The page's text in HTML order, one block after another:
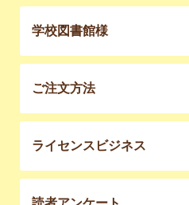
学校図書館様
ご注文方法
ライセンスビジネス